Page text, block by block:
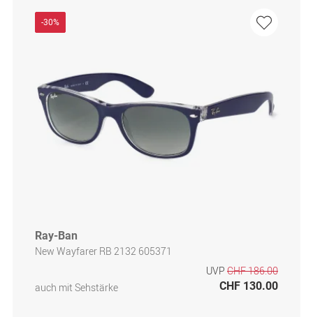
-30%
Ray-Ban
New Wayfarer RB 2132 605371
auch mit Sehstärke
UVP CHF 186.00
CHF 130.00